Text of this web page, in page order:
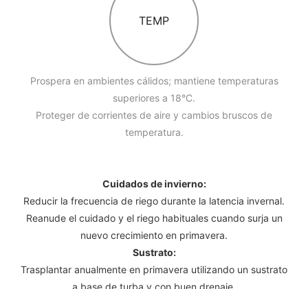
TEMP
Prospera en ambientes cálidos; mantiene temperaturas
superiores a 18°C.
Proteger de corrientes de aire y cambios bruscos de
temperatura.
Cuidados de invierno:
Reducir la frecuencia de riego durante la latencia invernal.
Reanude el cuidado y el riego habituales cuando surja un
nuevo crecimiento en primavera.
Sustrato:
Trasplantar anualmente en primavera utilizando un sustrato
a base de turba y con buen drenaje.